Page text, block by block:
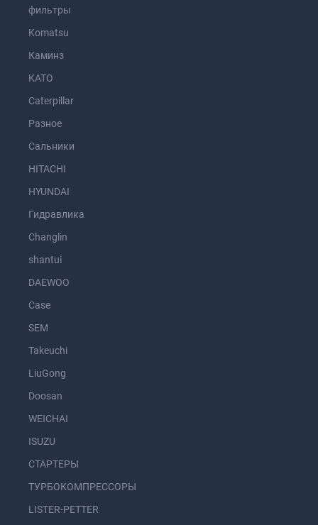
фильтры
Komatsu
Каминз
KATO
Caterpillar
Разное
Сальники
HITACHI
HYUNDAI
Гидравлика
Changlin
shantui
DAEWOO
Case
SEM
Takeuchi
LiuGong
Doosan
WEICHAI
ISUZU
СТАРТЕРЫ
ТУРБОКОМПРЕССОРЫ
LISTER-PETTER